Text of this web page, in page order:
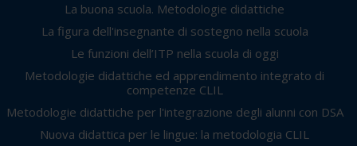
La buona scuola. Metodologie didattiche
La figura dell'insegnante di sostegno nella scuola
Le funzioni dell’ITP nella scuola di oggi
Metodologie didattiche ed apprendimento integrato di
competenze CLIL
Metodologie didattiche per l'integrazione degli alunni con DSA
Nuova didattica per le lingue: la metodologia CLIL